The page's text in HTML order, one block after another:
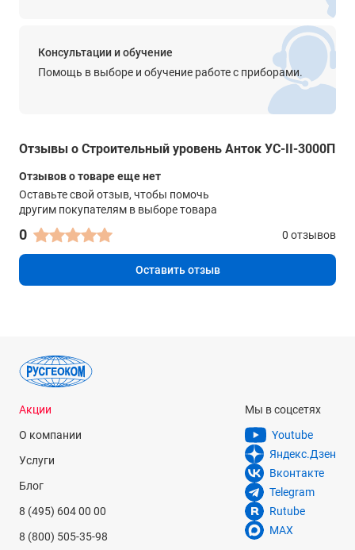
сечение двутавр
цена деления ампулы 15 мин
3000 x 60 x 25 мм
2,8 кг
Консультации и обучение
Помощь в выборе и обучение работе с приборами.
Отзывы о Строительный уровень Анток УС-II-3000П
Отзывов о товаре еще нет
Оставьте свой отзыв, чтобы помочь
другим покупателям в выборе товара
0 0 отзывов
Оставить отзыв
Акции
О компании
Услуги
Блог
8 (495) 604 00 00
8 (800) 505-35-98
Мы в соцсетях
Youtube
Яндекс.Дзен
Вконтакте
Telegram
Rutube
MAX